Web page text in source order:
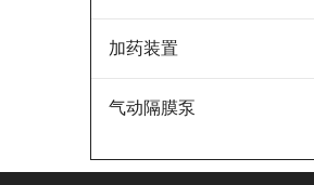
加药装置
气动隔膜泵